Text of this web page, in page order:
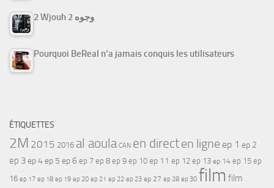
2 Wjouh 2 وجوه
Pourquoi BeReal n’a jamais conquis les utilisateurs
ÉTIQUETTES
2M 2015 2016 al aoula CAN en directen ligne ep 1 ep 2
ep 3ep 4ep 5 ep 6 ep 7 ep 8 ep 9 ep 10 ep 11 ep 12 ep 13 ep 14 ep 15 ep
16 ep 17 ep 18 ep 19 ep 20 ep 21 ep 22 ep 23 ep 27 ep 28 ep 30 film film